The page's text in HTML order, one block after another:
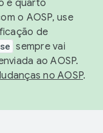
e quarto
o AOSP, use
de
sempre vai
ao AOSP.
no AOSP.